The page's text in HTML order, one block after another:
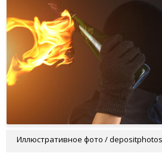
Иллюстративное фото /